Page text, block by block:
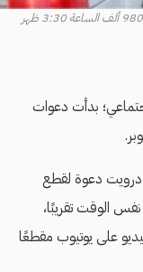
كل تحديث للصفحة يعني زيادة أرقام الموقعّين. الرقم تجاوز 980 ألف الساعة 3:30 ظهر
بدأت دعوات
درويت دعوة لقطع
الوقت تقريبًا،
على يوتيوب مقطعًا